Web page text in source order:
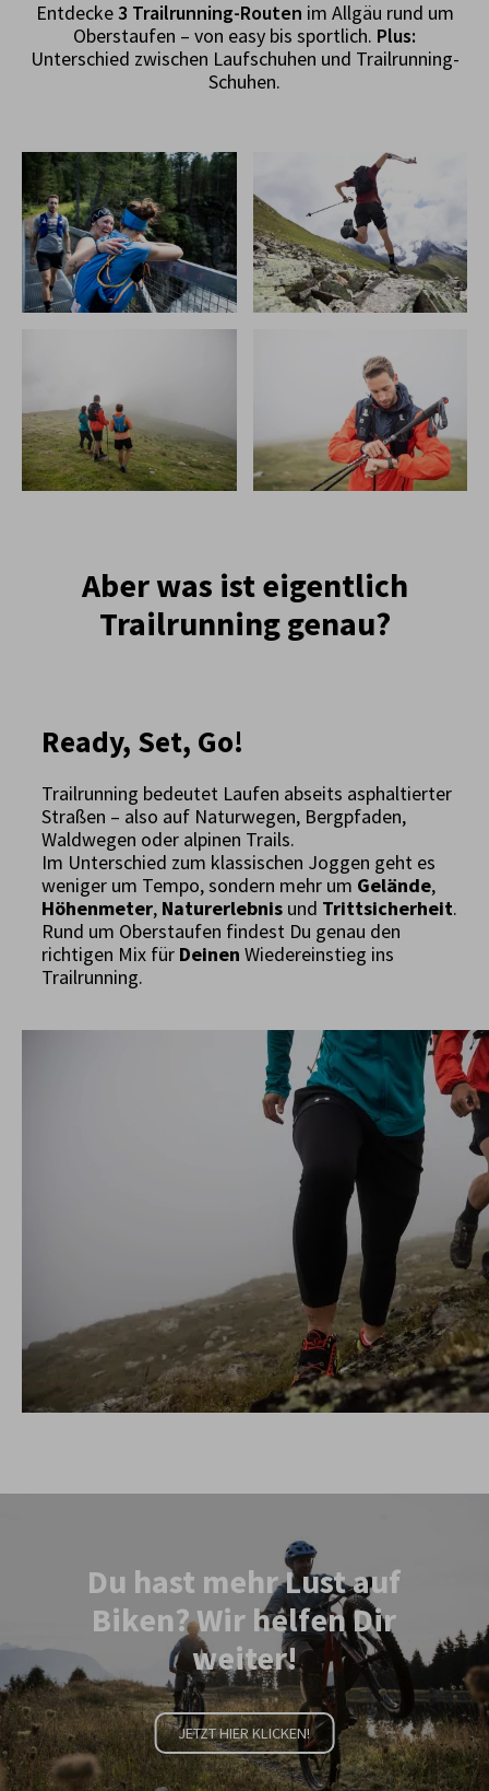
Entdecke3 Trailrunning-Routen im Allgäu rund um
Oberstaufen – von easy bis sportlich. Plus:
Unterschied zwischen Laufschuhen und Trailrunning-
Schuhen.
Aber was ist eigentlich
Trailrunning genau?
Ready, Set, Go!
Trailrunning bedeutet Laufen abseits asphaltierter
Straßen – also auf Naturwegen, Bergpfaden,
Waldwegen oder alpinen Trails.
Im Unterschied zum klassischen Joggen geht es
weniger um Tempo, sondern mehr um Gelände,
Höhenmeter, Naturerlebnis und Trittsicherheit.
Rund um Oberstaufen findest Du genau den
richtigen Mix für Deinen Wiedereinstieg ins
Trailrunning.
Du hast mehr Lust auf
Biken? Wir helfen Dir
weiter!
JETZT HIER KLICKEN!